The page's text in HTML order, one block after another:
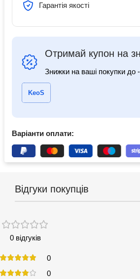
Гарантія якості
Отримай купон на
Знижки на ваші покупки до
KeoS
Варіанти оплати:
Відгуки покупців
0 відгуків
0
0